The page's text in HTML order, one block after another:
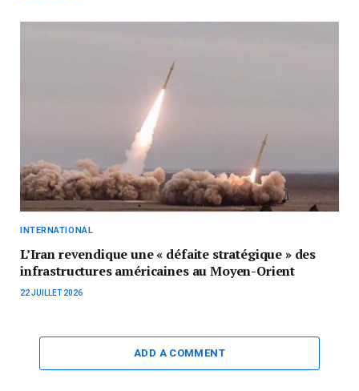
INTERNATIONAL
L’Iran revendique une « défaite stratégique » des
infrastructures américaines au Moyen-Orient
22 JUILLET 2026
ADD A COMMENT